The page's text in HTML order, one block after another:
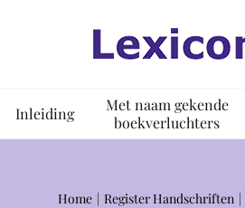
Inleiding
Met naam gekende
boekverluchters
Home Register Handschriften